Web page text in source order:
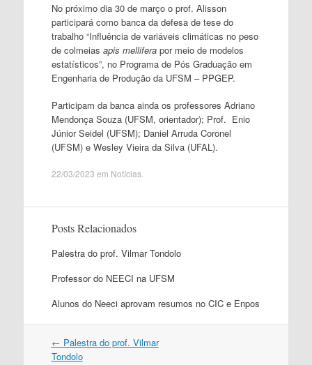
No próximo dia 30 de março o prof. Alisson
participará como banca da defesa de tese do
trabalho “Influência de variáveis climáticas no peso
de colmeias apis melliferapor meio de modelos
estatísticos”, no Programa de Pós Graduação em
Engenharia de Produção da UFSM – PPGEP.
Participam da banca ainda os professores Adriano
Mendonça Souza (UFSM, orientador); Prof. Enio
Júnior Seidel (UFSM); Daniel Arruda Coronel
(UFSM) e Wesley Vieira da Silva (UFAL).
22/03/2023 em Notícias.
Posts Relacionados
Palestra do prof. Vilmar Tondolo
Professor do NEECI na UFSM
Alunos do Neeci aprovam resumos no CIC e Enpos
Navegação
do
← Palestra do prof. Vilmar
Tondolo